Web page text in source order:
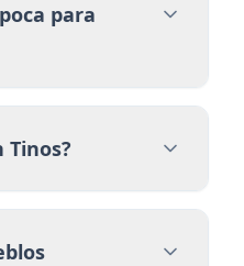
para
Tinos?